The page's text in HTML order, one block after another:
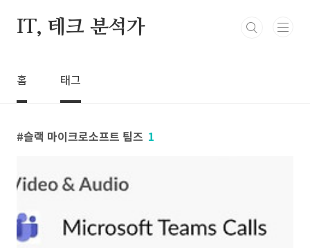
IT, 테크 분석가
홈 태그
슬랙 마이크로소프트 팀즈 1